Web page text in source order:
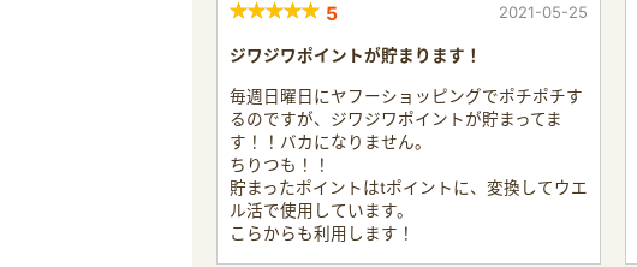
5 2021-05-25
ジワジワポイントが貯まります！
毎週日曜日にヤフーショッピングでポチポチす
るのですが、ジワジワポイントが貯まってま
す！！バカになりません。
ちりつも！！
貯まったポイントはtポイントに、変換してウエ
ル活で使用しています。
こらからも利用します！